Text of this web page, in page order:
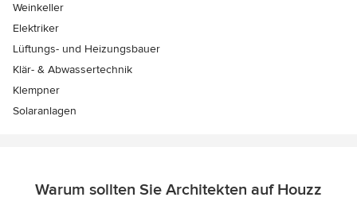
Weinkeller
Elektriker
Lüftungs- und Heizungsbauer
Klär- & Abwassertechnik
Klempner
Solaranlagen
Warum sollten Sie Architekten auf Houzz